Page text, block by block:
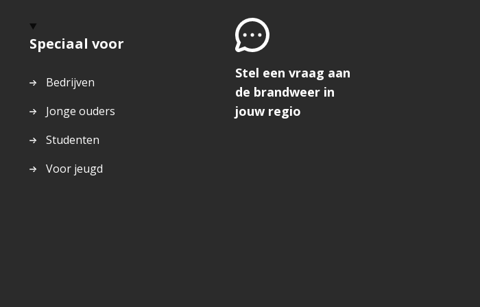
Speciaal voor
Bedrijven
Jonge ouders
Studenten
Voor jeugd
Stel een vraag aan
de brandweer in
jouw regio